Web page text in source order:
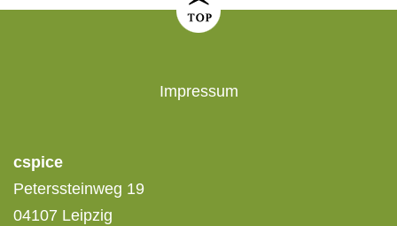
Impressum
cspice
Peterssteinweg 19
04107 Leipzig